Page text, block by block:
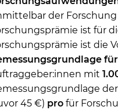
der
ist für
ist die
mit
45 €) pro für